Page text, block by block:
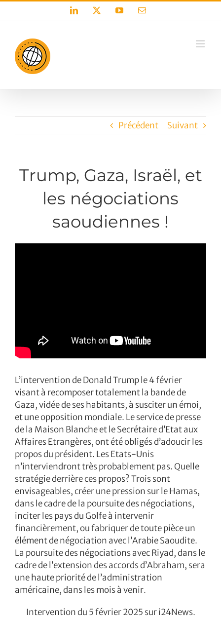
LinkedIn YouTubeEmail
Précédent Suivant
Trump, Gaza, Israël, et
les négociations
saoudiennes !
L’intervention de Donald Trump le 4 février
visant à recomposer totalement la bande de
Gaza, vidée de ses habitants, à susciter un émoi,
et une opposition mondiale. Le service de presse
de la Maison Blanche et le Secrétaire d’Etat aux
Affaires Etrangères, ont été obligés d’adoucir les
propos du président. Les Etats-Unis
n’interviendront très probablement pas. Quelle
stratégie derrière ces propos? Trois sont
envisageables, créer une pression sur le Hamas,
dans le cadre de la poursuite des négociations,
inciter les pays du Golfe à intervenir
financièrement, ou fabriquer de toute pièce un
élément de négociation avec l’Arabie Saoudite.
La poursuite des négociations avec Riyad, dans le
cadre de l’extension des accords d’Abraham, sera
une haute priorité de l’administration
américaine, dans les mois à venir.
Intervention du 5 février 2025 sur i24News.